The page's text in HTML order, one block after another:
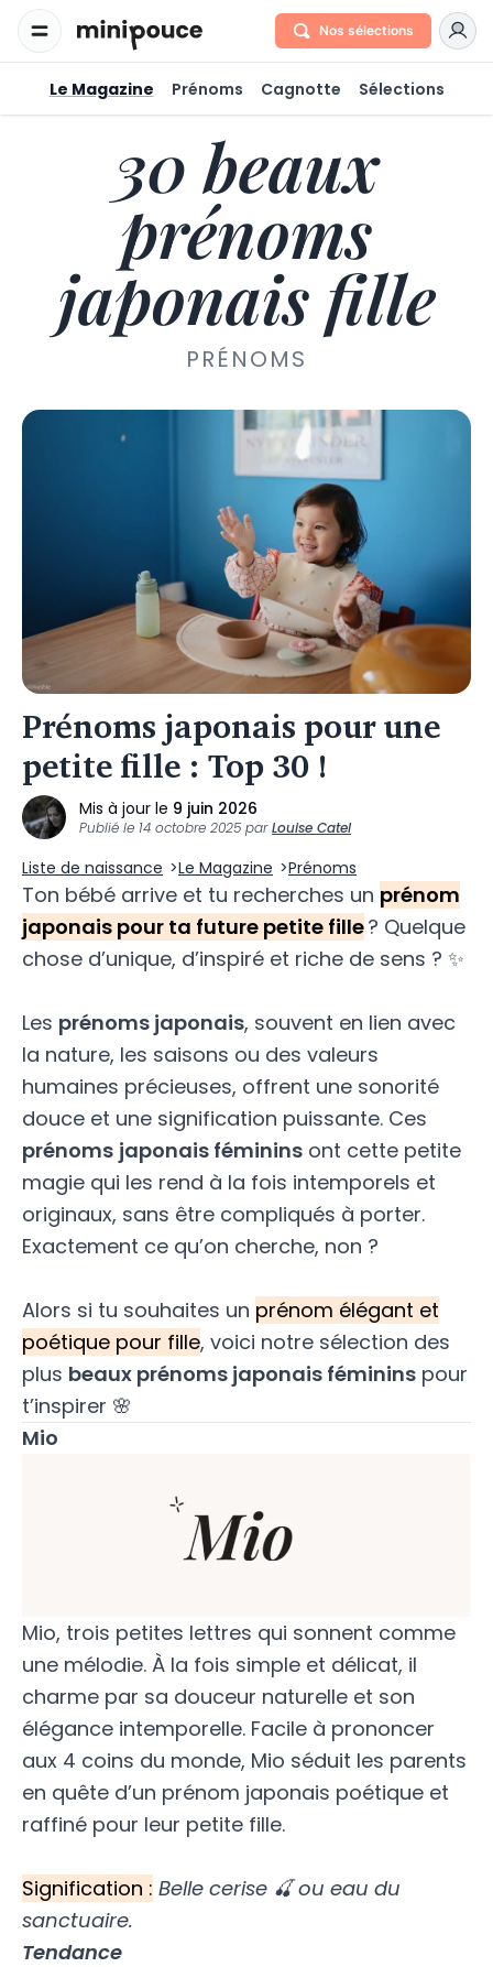
Nos sélections
Le Magazine Prénoms Cagnotte Sélections
30 beaux
prénoms
japonais fille
PRÉNOMS
Prénoms japonais pour une
petite fille : Top 30 !
Mis à jour le 9 juin 2026
Publié le 14 octobre 2025 parLouise Catel
Liste de naissance Le Magazine Prénoms
Ton bébé arrive et tu recherches un prénom
japonais pour ta future petite fille? Quelque
chose d’unique, d’inspiré et riche de sens ? ✨
Les prénoms japonais, souvent en lien avec
la nature, les saisons ou des valeurs
humaines précieuses, offrent une sonorité
douce et une signification puissante. Ces
prénoms japonais féminins ont cette petite
magie qui les rend à la fois intemporels et
originaux, sans être compliqués à porter.
Exactement ce qu’on cherche, non ?
Alors si tu souhaites un prénom élégant et
poétique pour fille, voici notre sélection des
plus beaux prénoms japonais féminins pour
t’inspirer 🌸
Mio
Mio, trois petites lettres qui sonnent comme
une mélodie. À la fois simple et délicat, il
charme par sa douceur naturelle et son
élégance intemporelle. Facile à prononcer
aux 4 coins du monde, Mio séduit les parents
en quête d’un prénom japonais poétique et
raffiné pour leur petite fille.
Signification : Belle cerise 🍒 ou eau du
sanctuaire.
Tendance